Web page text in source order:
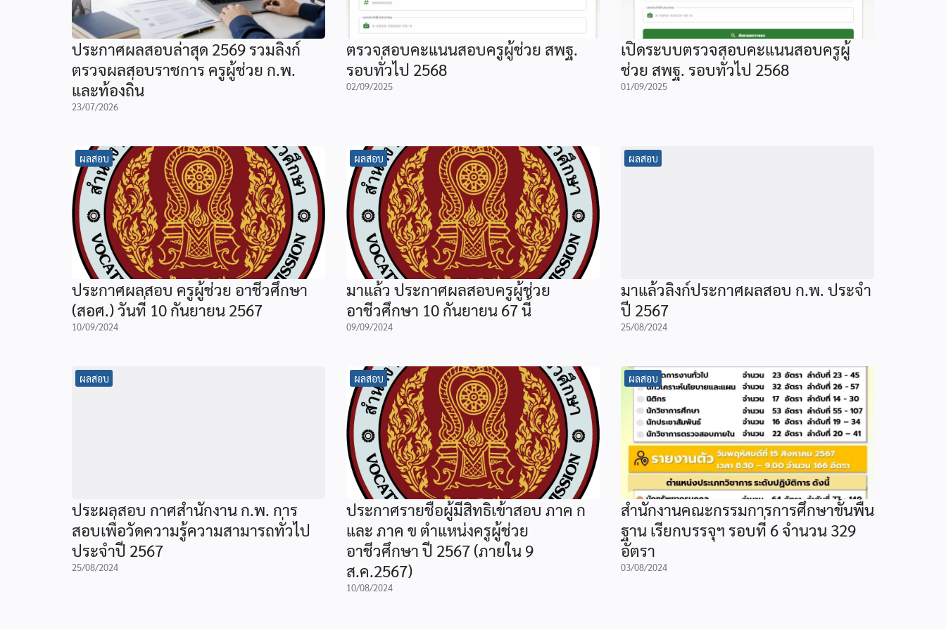
ประกาศผลสอบล่าสุด 2569 รวมลิงก์
ตรวจผลสอบราชการ ครูผู้ช่วย ก.พ.
และท้องถิ่น
23/07/2026
ตรวจสอบคะแนนสอบครูผู้ช่วย สพฐ.
รอบทั่วไป 2568
02/09/2025
เปิดระบบตรวจสอบคะแนนสอบครูผู้
ช่วย สพฐ. รอบทั่วไป 2568
01/09/2025
ผลสอบ
ประกาศผลสอบ ครูผู้ช่วย อาชีวศึกษา
(สอศ.) วันที่ 10 กันยายน 2567
10/09/2024
ผลสอบ
มาแล้ว ประกาศผลสอบครูผู้ช่วย
อาชีวศึกษา 10 กันยายน 67 นี้
09/09/2024
ผลสอบ
มาแล้วลิงก์ประกาศผลสอบ ก.พ. ประจำ
ปี 2567
25/08/2024
ผลสอบ
ประผลสอบ กาศสำนักงาน ก.พ. การ
สอบเพื่อวัดความรู้ความสามารถทั่วไป
ประจำปี 2567
25/08/2024
ผลสอบ
ประกาศรายชื่อผู้มีสิทธิเข้าสอบ ภาค ก
และ ภาค ข ตำแหน่งครูผู้ช่วย
อาชีวศึกษา ปี 2567 (ภายใน 9
ส.ค.2567)
10/08/2024
ผลสอบ
สำนักงานคณะกรรมการการศึกษาขั้นพื้น
ฐาน เรียกบรรจุฯ รอบที่ 6 จำนวน 329
อัตรา
03/08/2024